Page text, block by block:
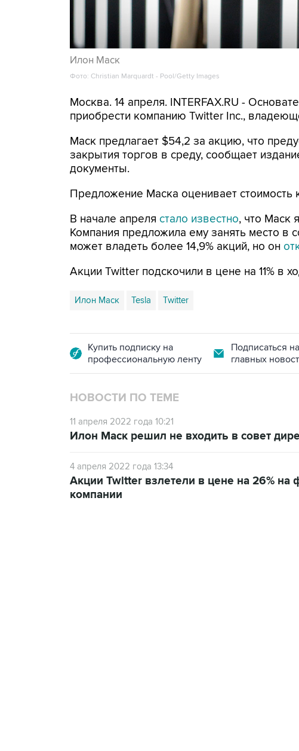
Илон Маск
Фото: Christian Marquardt - Pool/Getty Images
Москва. 14 апреля. INTERFAX.RU -
приобрести компанию Twitter Inc.,
Маск предлагает $54,2 за акцию, что
закрытия торгов в среду, сообщает
документы.
Предложение Маска оценивает стоимость
В начале апреля стало известно, что Маск
Компания предложила ему занять место в
может владеть более 14,9% акций, но он
Акции Twitter подскочили в цене на 11% в
Илон Маск Tesla Twitter
Купить подписку на
профессиональную ленту
Подписаться
главных
НОВОСТИ ПО ТЕМЕ
11 апреля 2022 года 10:21
Илон Маск решил не входить в совет
4 апреля 2022 года 13:34
Акции Twitter взлетели в цене на 26% на
компании